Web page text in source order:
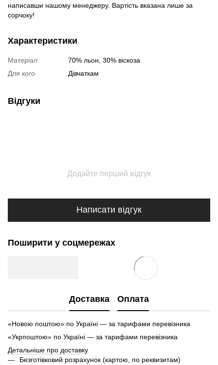
написавши нашому менеджеру. Вартість вказана лише за
сорчоку!
Характеристики
Матеріал
70% льон, 30% віскоза
Для кого
Дівчаткам
Відгуки
Додайте перший відгук
Написати відгук
Поширити у соцмережах
Доставка Оплата
«Новою поштою» по Україні — за тарифами перевізника
«Укрпоштою» по Україні — за тарифами перевізника
Детальніше про доставку
Безготівковий розрахунок (картою, по реквизитам)